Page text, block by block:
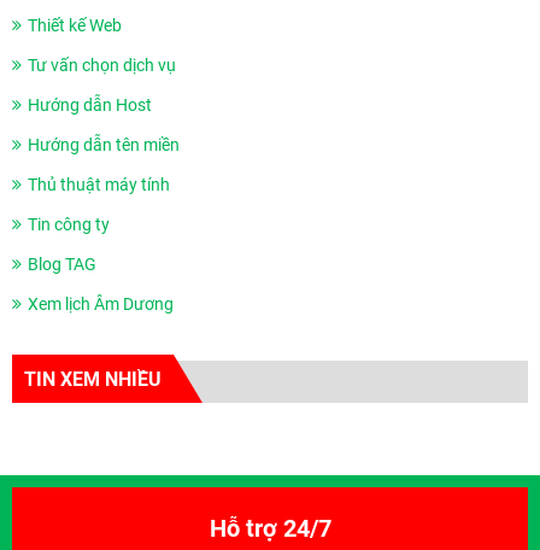
Thiết kế Web
Tư vấn chọn dịch vụ
Hướng dẫn Host
Hướng dẫn tên miền
Thủ thuật máy tính
Tin công ty
Blog TAG
Xem lịch Âm Dương
TIN XEM NHIỀU
Hỗ trợ 24/7